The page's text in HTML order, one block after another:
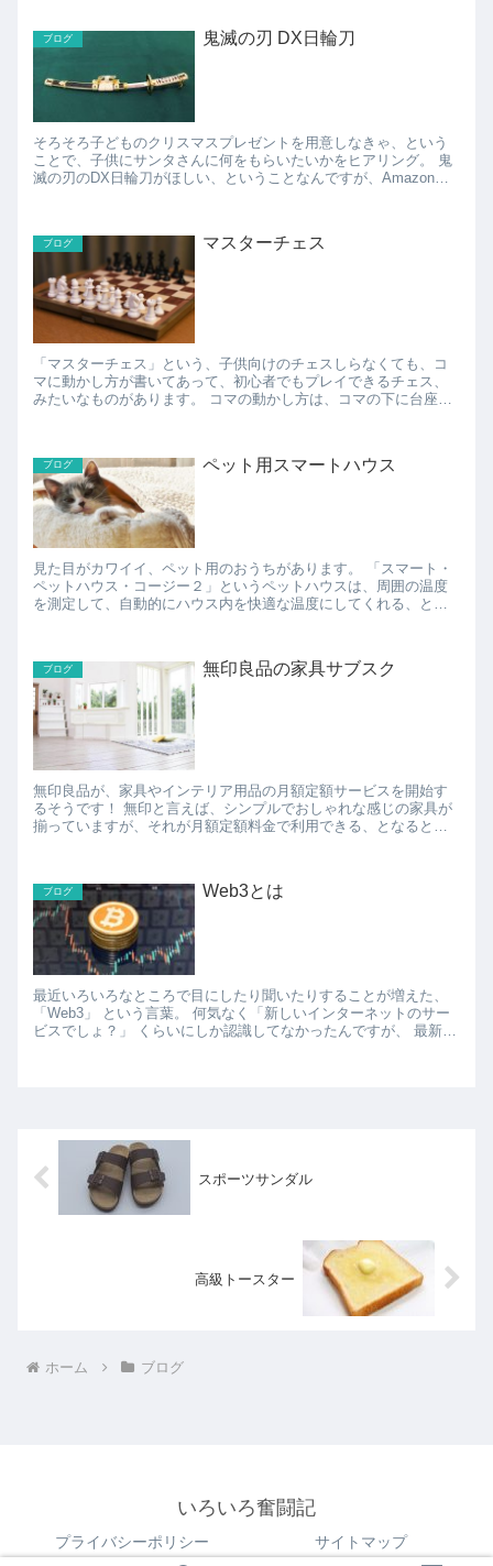
ブログ 鬼滅の刃 DX日輪刀
そろそろ子どものクリスマスプレゼントを用意しなきゃ、という
ことで、子供にサンタさんに何をもらいたいかをヒアリング。 鬼
滅の刃のDX日輪刀がほしい、ということなんですが、Amazonで
ブログ マスターチェス
「マスターチェス」という、子供向けのチェスしらなくても、コ
マに動かし方が書いてあって、初心者でもプレイできるチェス、
みたいなものがあります。 コマの動かし方は、コマの下に台座み
ブログ ペット用スマートハウス
見た目がカワイイ、ペット用のおうちがあります。 「スマート・
ペットハウス・コージー２」というペットハウスは、周囲の温度
を測定して、自動的にハウス内を快適な温度にしてくれる、とい
ブログ 無印良品の家具サブスク
無印良品が、家具やインテリア用品の月額定額サービスを開始す
るそうです！ 無印と言えば、シンプルでおしゃれな感じの家具が
揃っていますが、それが月額定額料金で利用できる、となると、
ブログ Web3とは
最近いろいろなところで目にしたり聞いたりすることが増えた、
「Web3」 という言葉。 何気なく「新しいインターネットのサー
ビスでしょ？」 くらいにしか認識してなかったんですが、 最新号
スポーツサンダル
高級トースター
ホーム ブログ
いろいろ奮闘記
プライバシーポリシー サイトマップ